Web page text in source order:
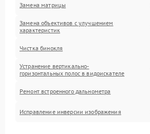
Замена матрицы
Замена объективов с улучшением
характеристик
Чистка бинокля
Устранение вертикально-
горизонтальных полос в видоискателе
Ремонт встроенного дальнометра
Исправление инверсии изображения